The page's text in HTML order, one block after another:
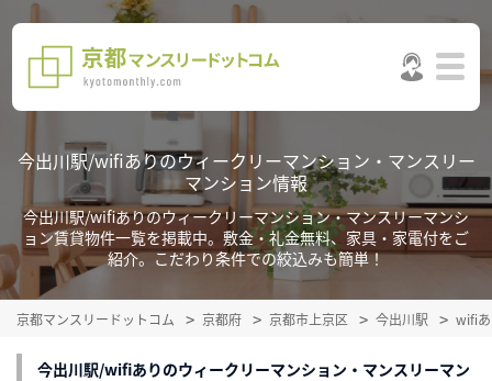
今出川駅/wifiありのウィークリーマンション・マンスリー
マンション情報
今出川駅/wifiありのウィークリーマンション・マンスリーマンシ
ョン賃貸物件一覧を掲載中。敷金・礼金無料、家具・家電付をご
紹介。こだわり条件での絞込みも簡単！
京都マンスリードットコム 京都府 京都市上京区 今出川駅 wifiあ
今出川駅/wifiありのウィークリーマンション・マンスリーマン